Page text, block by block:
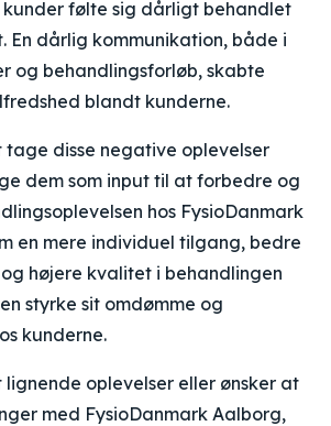
kunder følte sig dårligt behandlet
En dårlig kommunikation, både i
og behandlingsforløb, skabte
blandt kunderne.
disse negative oplevelser
dem som input til at forbedre og
hos FysioDanmark
en mere individuel tilgang, bedre
højere kvalitet i behandlingen
styrke sit omdømme og
kunderne.
lignende oplevelser eller ønsker at
med FysioDanmark Aalborg,